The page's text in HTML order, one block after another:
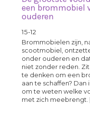
een brommobiel
ouderen
15-12
Brommobielen zijn,
scootmobiel,
onder ouderen en
niet zonder reden.
te denken om een
aan te schaffen? Dan
om te weten welke
met zich meebrengt.